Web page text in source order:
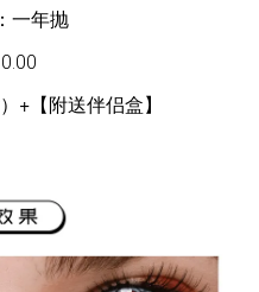
一年抛
0.00
+【附送伴侣盒】